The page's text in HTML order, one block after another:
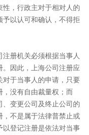
，行政主对于相对人的
予以认可和确认，不得拒
册机关必须根据当事人
因此，上海公司注册应
对于当事人的申请，只要
，没有自由裁量权；而
、变更公司及终止公司的
，不是属于法律普禁止或
以登记注册是依法对当事